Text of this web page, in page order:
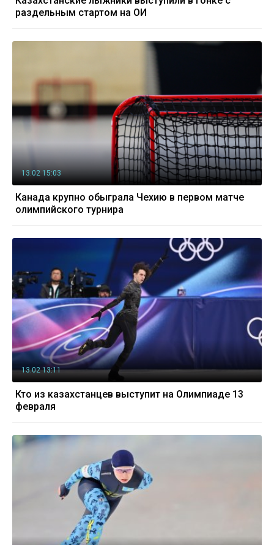
раздельным стартом на ОИ
13.02 15:03
Канада крупно обыграла Чехию в первом матче
олимпийского турнира
13.02 13:11
Кто из казахстанцев выступит на Олимпиаде 13
февраля